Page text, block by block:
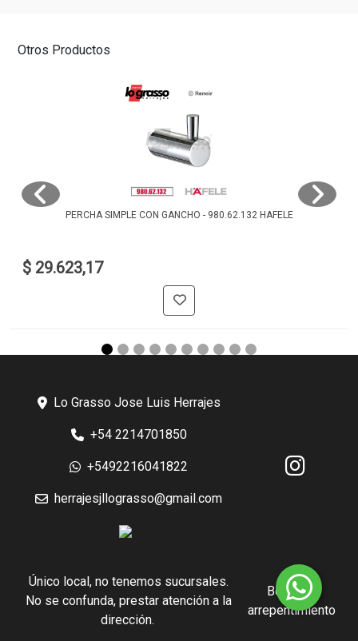
Otros Productos
PERCHA SIMPLE CON GANCHO - 980.62.132 HAFELE
$ 29.623,17
Lo Grasso Jose Luis Herrajes
+54 2214701850
+5492216041822
herrajesjllograsso@gmail.com
Único local, no tenemos sucursales.
No se confunda, prestar atención a la
dirección.
Botón de
arrepentimiento